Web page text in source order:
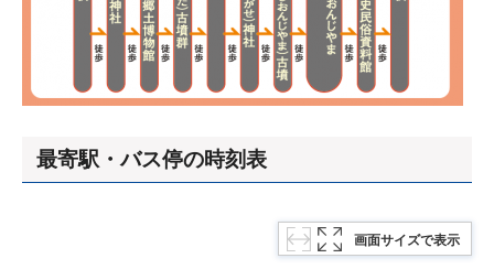
最寄駅・バス停の時刻表
画面サイズで表示